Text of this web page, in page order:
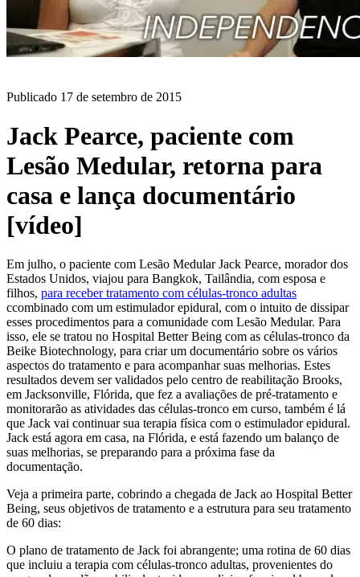
Publicado 17 de setembro de 2015
Jack Pearce, paciente com
Lesão Medular, retorna para
casa e lança documentário
[vídeo]
Em julho, o paciente com Lesão Medular Jack Pearce, morador dos
Estados Unidos, viajou para Bangkok, Tailândia, com esposa e
filhos, para receber tratamento com células-tronco adultas
ccombinado com um estimulador epidural, com o intuito de dissipar
esses procedimentos para a comunidade com Lesão Medular. Para
isso, ele se tratou no Hospital Better Being com as células-tronco da
Beike Biotechnology, para criar um documentário sobre os vários
aspectos do tratamento e para acompanhar suas melhorias. Estes
resultados devem ser validados pelo centro de reabilitação Brooks,
em Jacksonville, Flórida, que fez a avaliações de pré-tratamento e
monitorarão as atividades das células-tronco em curso, também é lá
que Jack vai continuar sua terapia física com o estimulador epidural.
Jack está agora em casa, na Flórida, e está fazendo um balanço de
suas melhorias, se preparando para a próxima fase da
documentação.
Veja a primeira parte, cobrindo a chegada de Jack ao Hospital Better
Being, seus objetivos de tratamento e a estrutura para seu tratamento
de 60 dias:
O plano de tratamento de Jack foi abrangente; uma rotina de 60 dias
que incluiu a terapia com células-tronco adultas, provenientes do